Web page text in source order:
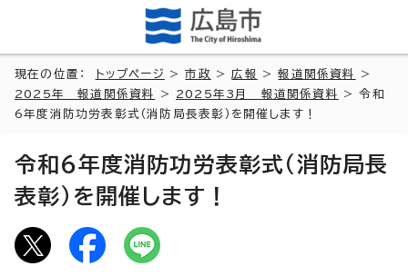
現在の位置： トップページ >市政 >広報 >報道関係資料
>
2025年 報道関係資料
> 2025年3月 報道関係資料
> 令和
6年度消防功労表彰式（消防局長表彰）を開催します！
令和6年度消防功労表彰式（消防局長
表彰）を開催します！